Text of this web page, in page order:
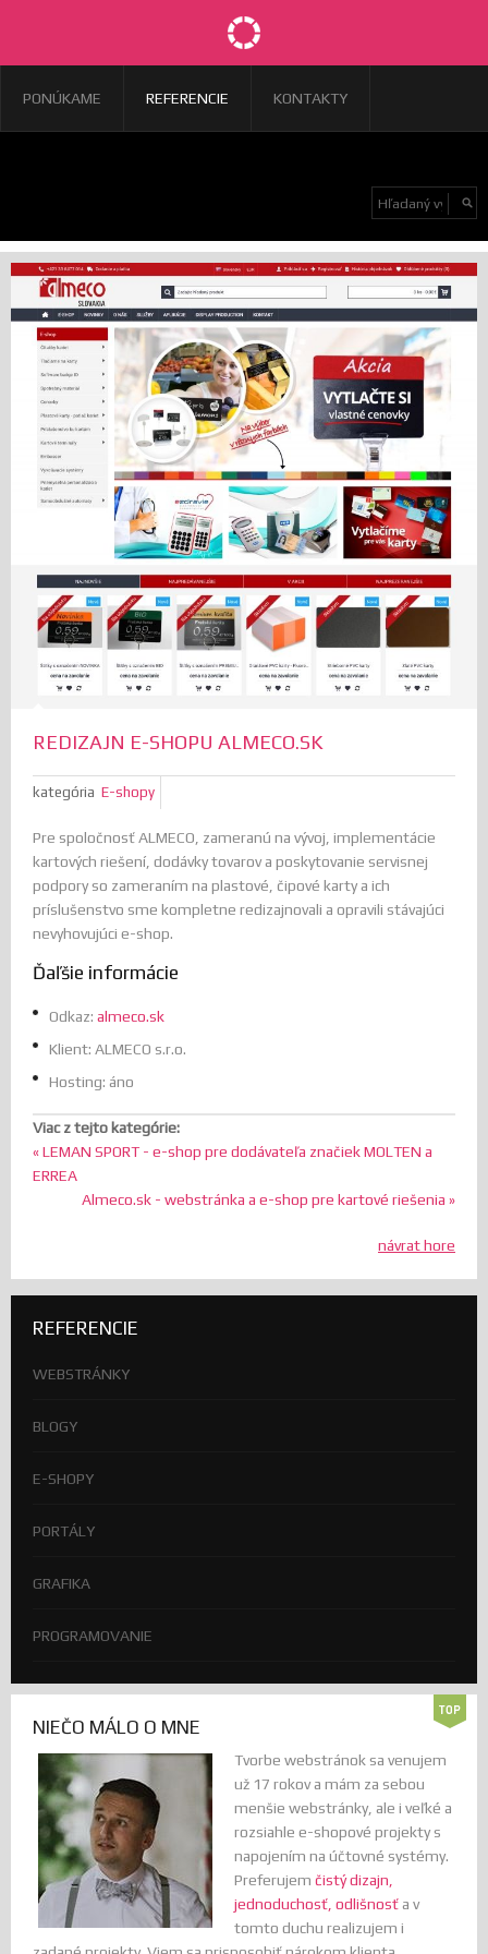
PONÚKAME REFERENCIE KONTAKTY
REDIZAJN E-SHOPU ALMECO.SK
kategória E-shopy
Pre spoločnosť ALMECO, zameranú na vývoj, implementácie
kartových riešení, dodávky tovarov a poskytovanie servisnej
podpory so zameraním na plastové, čipové karty a ich
príslušenstvo sme kompletne redizajnovali a opravili stávajúci
nevyhovujúci e-shop.
Ďaľšie informácie
Odkaz: almeco.sk
Klient: ALMECO s.r.o.
Hosting: áno
Viac z tejto kategórie:
« LEMAN SPORT - e-shop pre dodávateľa značiek MOLTEN a
ERREA
Almeco.sk - webstránka a e-shop pre kartové riešenia »
návrat hore
REFERENCIE
WEBSTRÁNKY
BLOGY
E-SHOPY
PORTÁLY
GRAFIKA
PROGRAMOVANIE
NIEČO MÁLO O MNE
Tvorbe webstránok sa venujem
už 17 rokov a mám za sebou
menšie webstránky, ale i veľké a
rozsiahle e-shopové projekty s
napojením na účtovné systémy.
Preferujem čistý dizajn,
jednoduchosť, odlišnosť a v
tomto duchu realizujem i